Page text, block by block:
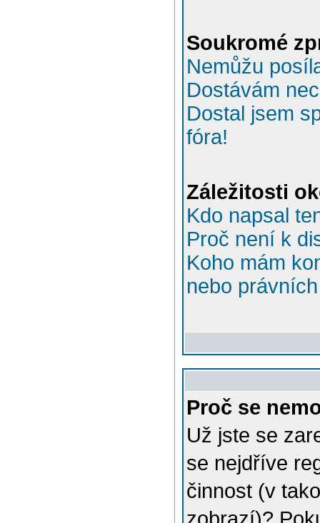
Soukromé
Nemůžu
Dostávám
Dostal jsem
fóra!
Záležitosti
Kdo napsal
Proč není k
Koho mám
nebo
Proč se
Už jste se
se nejdříve
činnost (v